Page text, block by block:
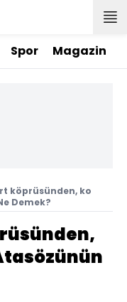
Spor Magazin
köprüsünden, ko
Demek?